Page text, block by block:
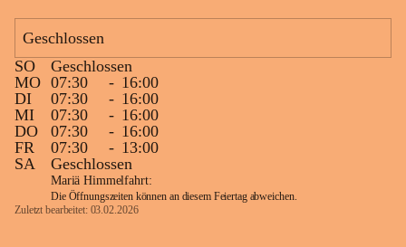
Geschlossen
SO
Geschlossen
MO 07:30 - 16:00
DI
07:30 - 16:00
MI
07:30 - 16:00
DO
07:30 - 16:00
FR
07:30 - 13:00
SA
Geschlossen
Mariä Himmelfahrt:
Die Öffnungszeiten können an diesem Feiertag abweichen.
Zuletzt bearbeitet: 03.02.2026